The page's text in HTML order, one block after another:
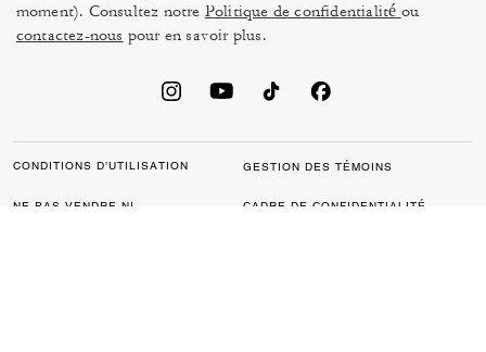
moment). Consultez notre Politique de confidentialité ou
contactez-nous pour en savoir plus.
CONDITIONS D’UTILISATION GESTION DES TÉMOINS
NE PAS VENDRE NI
CADRE DE CONFIDENTIALITÉ